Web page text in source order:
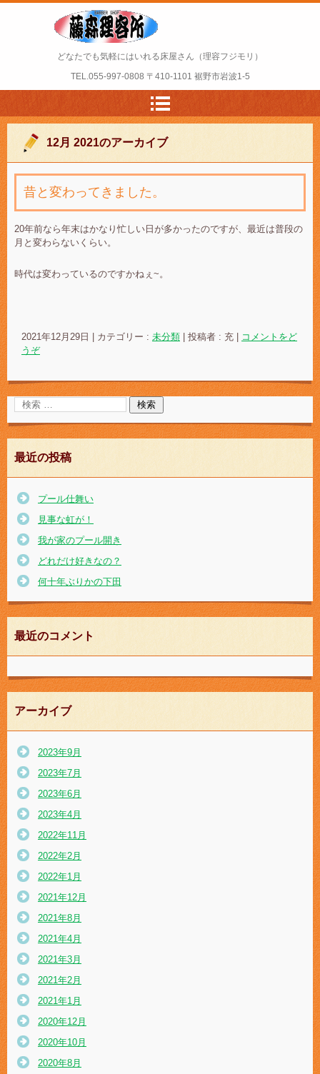
どなたでも気軽にはいれる床屋さん（理容フジモリ）
TEL.055-997-0808 〒410-1101 裾野市岩波1-5
12月 2021のアーカイブ
昔と変わってきました。
20年前なら年末はかなり忙しい日が多かったのですが、最近は普段の
月と変わらないくらい。
時代は変わっているのですかねぇ~。
2021年12月29日 カテゴリー : 未分類 投稿者 : 充
コメントをど
うぞ
最近の投稿
プール仕舞い
見事な虹が！
我が家のプール開き
どれだけ好きなの？
何十年ぶりかの下田
最近のコメント
アーカイブ
2023年9月
2023年7月
2023年6月
2023年4月
2022年11月
2022年2月
2022年1月
2021年12月
2021年8月
2021年4月
2021年3月
2021年2月
2021年1月
2020年12月
2020年10月
2020年8月